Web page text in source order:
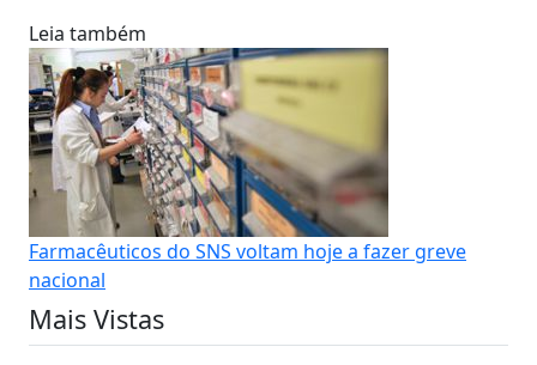
Leia também
Farmacêuticos do SNS voltam hoje a fazer greve
nacional
Mais Vistas